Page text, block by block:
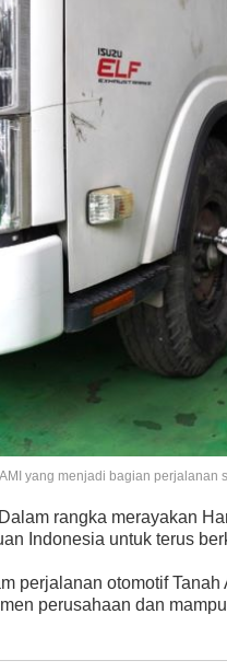
yang menjadi bagian perjalanan
rangka merayakan
Indonesia untuk terus
perjalanan otomotif
perusahaan dan